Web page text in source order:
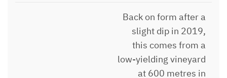
Back on form after a
slight dip in 2019,
this comes from a
low-yielding vineyard
at 600 metres in